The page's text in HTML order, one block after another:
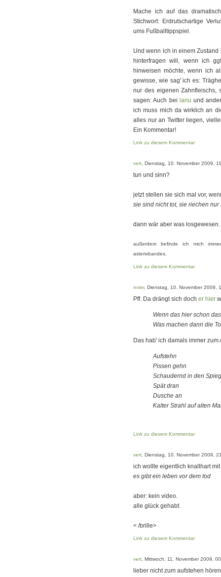
Mache ich auf das
Stichwort: Erdrutschartige
ums Fußballtippspiel.
Und wenn ich in einem
hinterfragen will, wenn ich
hinweisen möchte, wenn ich
gewisse, wie sag' ich es:
nur des eigenen Zahnfleischs,
sagen: Auch bei lanu und
ich muss mich da wirklich an
alles nur an Twitter liegen,
Ein Kommentar!
Link zu diesem Kommentar
vert , Dienstag, 10. November 2009,
tun und sinn?
jetzt stellen sie sich mal vor,
sie sind nicht tot, sie riechen nur
dann wär aber was losgewesen.
außerdem befinde ich mich
asterixbandes.
Link zu diesem Kommentar
nnier, Dienstag, 10. November 2009,
Pff. Da drängt sich doch er hier
Wenn das hier schon
Was machen dann die
Das hab' ich damals immer zum
Aufstehn
Pissen gehn
Schaudernd in den
Spät dran
Dusche an
Kalter Strahl auf alten
Link zu diesem Kommentar
vert , Dienstag, 10. November 2009,
ich wollte eigentlich knallhart
es gibt ein leben vor dem tod
aber: kein video.
alle glück gehabt.
< /brille>
Link zu diesem Kommentar
vert , Mittwoch, 11. November 2009,
lieber nicht zum aufstehen